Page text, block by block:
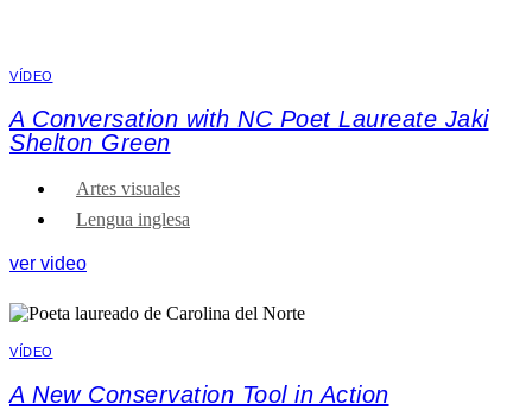
VÍDEO
A Conversation with NC Poet Laureate Jaki
Shelton Green
Artes visuales
Lengua inglesa
ver video
VÍDEO
A New Conservation Tool in Action